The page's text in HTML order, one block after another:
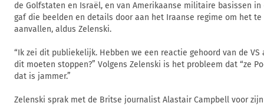
de Golfstaten en Israël, en van Amerikaanse militaire basissen in
gaf die beelden en details door aan het Iraanse regime om het
aanvallen, aldus Zelenski.
“Ik zei dit publiekelijk. Hebben we een reactie gehoord van de VS
dit moeten stoppen?” Volgens Zelenski is het probleem dat “ze
dat is jammer.”
Zelenski sprak met de Britse journalist Alastair Campbell voor